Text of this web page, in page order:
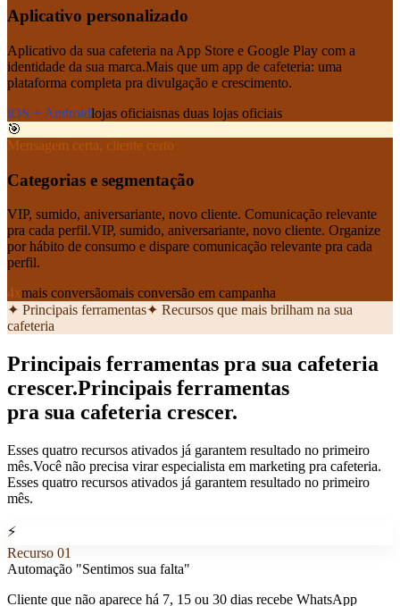
Aplicativo personalizado
Aplicativo da sua cafeteria na App Store e Google Play com a
identidade da sua marca.Mais que um app de cafeteria: uma
plataforma completa pra divulgação e crescimento.
iOS + Androidlojas oficiaisnas duas lojas oficiais
🎯
Mensagem certa, cliente certo
Categorias e segmentação
VIP, sumido, aniversariante, novo cliente. Comunicação relevante
pra cada perfil.VIP, sumido, aniversariante, novo cliente. Organize
por hábito de consumo e dispare comunicação relevante pra cada
perfil.
4xmais conversãomais conversão em campanha
✦ Principais ferramentas✦ Recursos que mais brilham na sua
cafeteria
Principais ferramentas pra sua cafeteria
crescer.Principais ferramentas
pra sua cafeteria crescer.
Esses quatro recursos ativados já garantem resultado no primeiro
mês.Você não precisa virar especialista em marketing pra cafeteria.
Esses quatro recursos ativados já garantem resultado no primeiro
mês.
⚡
Recurso 01
Automação "Sentimos sua falta"
Cliente que não aparece há 7, 15 ou 30 dias recebe WhatsApp